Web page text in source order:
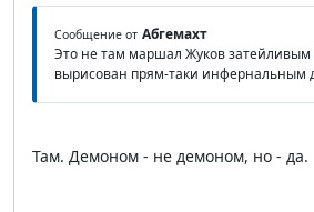
Сообщение от Абгемахт
Это не там маршал Жуков затейливым
вырисован прям-таки инфернальным
Там. Демоном - не демоном, но - да.